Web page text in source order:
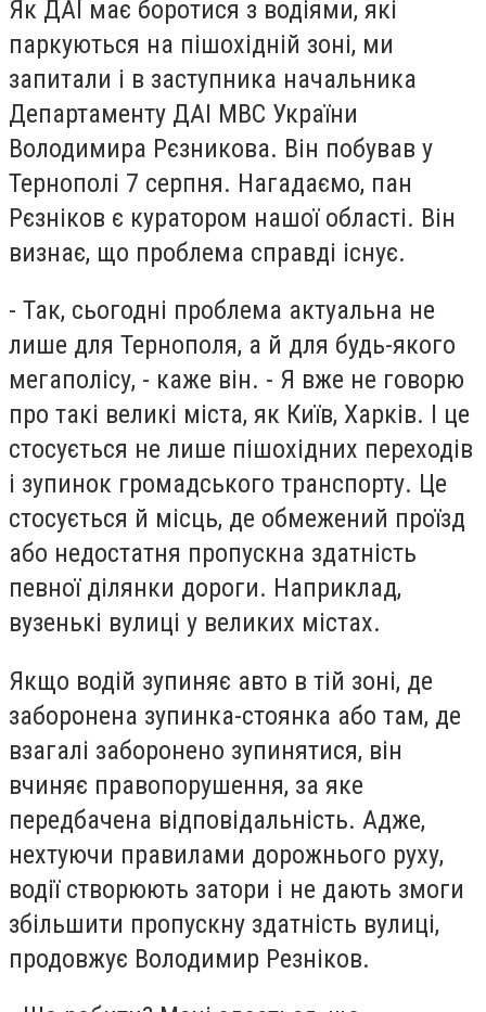
Як ДАІ має боротися з водіями, які
паркуються на пішохідній зоні, ми
запитали і в заступника начальника
Департаменту ДАІ МВС України
Володимира Рєзникова. Він побував у
Тернополі 7 серпня. Нагадаємо, пан
Рєзніков є куратором нашої області. Він
визнає, що проблема справді існує.
- Так, сьогодні проблема актуальна не
лише для Тернополя, а й для будь-якого
мегаполісу, - каже він. - Я вже не говорю
про такі великі міста, як Київ, Харків. І це
стосується не лише пішохідних переходів
і зупинок громадського транспорту. Це
стосується й місць, де обмежений проїзд
або недостатня пропускна здатність
певної ділянки дороги. Наприклад,
вузенькі вулиці у великих містах.
Якщо водій зупиняє авто в тій зоні, де
заборонена зупинка-стоянка або там, де
взагалі заборонено зупинятися, він
вчиняє правопорушення, за яке
передбачена відповідальність. Адже,
нехтуючи правилами дорожнього руху,
водії створюють затори і не дають змоги
збільшити пропускну здатність вулиці,
продовжує Володимир Резніков.